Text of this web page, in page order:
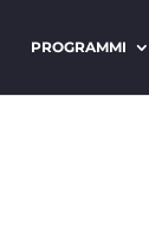
PROGRAMMI